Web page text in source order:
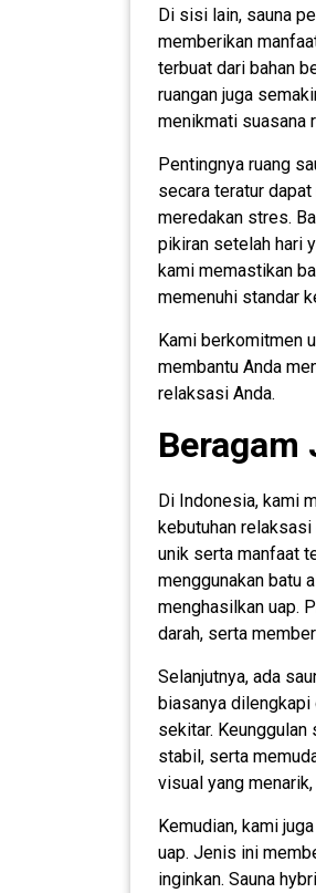
Di sisi lain, sauna
memberikan
terbuat dari bahan
ruangan juga
menikmati suasana
Pentingnya ruang
secara teratur
meredakan stres.
pikiran setelah hari
kami memastikan
memenuhi standar
Kami berkomitmen
membantu Anda
relaksasi Anda.
Beragam
Di Indonesia, kami
kebutuhan
unik serta manfaat
menggunakan batu
menghasilkan uap.
darah, serta
Selanjutnya, ada
biasanya dilengkapi
sekitar. Keunggulan
stabil, serta
visual yang
Kemudian, kami
uap. Jenis ini
inginkan. Sauna